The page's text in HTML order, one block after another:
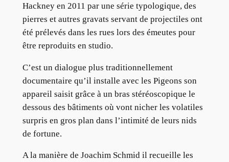
Hackney en 2011 par une série typologique, des
pierres et autres gravats servant de projectiles ont
été prélevés dans les rues lors des émeutes pour
être reproduits en studio.
C’est un dialogue plus traditionnellement
documentaire qu’il installe avec les Pigeons son
appareil saisit grâce à un bras stéréoscopique le
dessous des bâtiments où vont nicher les volatiles
surpris en gros plan dans l’intimité de leurs nids
de fortune.
A la manière de Joachim Schmid il recueille les